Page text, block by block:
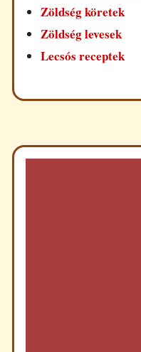
Zöldség köretek
Zöldség levesek
Lecsós receptek